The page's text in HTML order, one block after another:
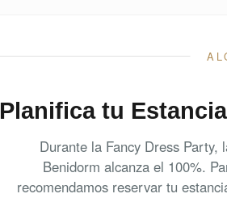
Planifica tu
Durante la Fancy Dress Party,
Benidorm alcanza el 100%.
recomendamos reservar tu